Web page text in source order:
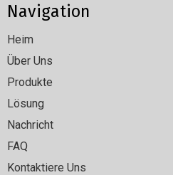
Navigation
Heim
Über Uns
Produkte
Lösung
Nachricht
FAQ
Kontaktiere Uns